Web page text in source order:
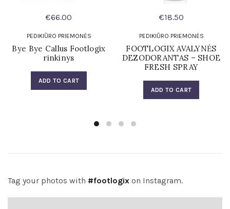
€66.00
PEDIKIŪRO PRIEMONĖS
Bye Bye Callus Footlogix
rinkinys
ADD TO CART
€18.50
PEDIKIŪRO PRIEMONĖS
FOOTLOGIX AVALYNĖS
DEZODORANTAS – SHOE
FRESH SPRAY
ADD TO CART
Tag your photos with #footlogix on Instagram.